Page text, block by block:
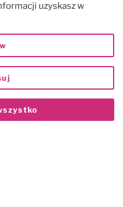
uzyskasz w